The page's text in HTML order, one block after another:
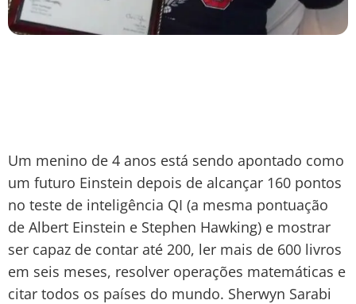
Um menino de 4 anos está sendo apontado como
um futuro Einstein depois de alcançar 160 pontos
no teste de inteligência QI (a mesma pontuação
de Albert Einstein e Stephen Hawking) e mostrar
ser capaz de contar até 200, ler mais de 600 livros
em seis meses, resolver operações matemáticas e
citar todos os países do mundo. Sherwyn Sarabi